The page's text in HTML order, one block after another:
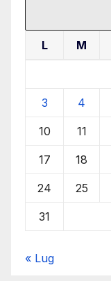
L M
3 4
10 11
17 18
24 25
31
« Lug